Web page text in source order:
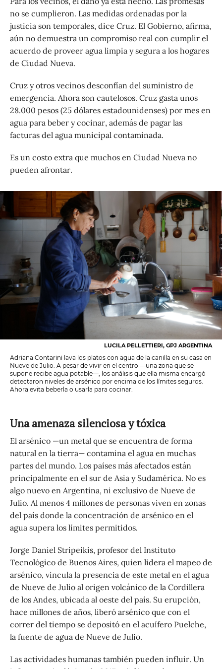
no se cumplieron. Las medidas ordenadas por la
justicia son temporales, dice Cruz. El Gobierno, afirma,
aún no demuestra un compromiso real con cumplir el
acuerdo de proveer agua limpia y segura a los hogares
de Ciudad Nueva.
Cruz y otros vecinos desconfían del suministro de
emergencia. Ahora son cautelosos. Cruz gasta unos
28.000 pesos (25 dólares estadounidenses) por mes en
agua para beber y cocinar, además de pagar las
facturas del agua municipal contaminada.
Es un costo extra que muchos en Ciudad Nueva no
pueden afrontar.
LUCILA PELLETTIERI, GPJ ARGENTINA
Adriana Contarini lava los platos con agua de la canilla en su casa en
Nueve de Julio. A pesar de vivir en el centro —una zona que se
supone recibe agua potable—, los análisis que ella misma encargó
detectaron niveles de arsénico por encima de los límites seguros.
Ahora evita beberla o usarla para cocinar.
Una amenaza silenciosa y tóxica
El arsénico —un metal que se encuentra de forma
natural en la tierra— contamina el agua en muchas
partes del mundo. Los países más afectados están
principalmente en el sur de Asia y Sudamérica. No es
algo nuevo en Argentina, ni exclusivo de Nueve de
Julio. Al menos 4 millones de personas viven en zonas
del país donde la concentración de arsénico en el
agua supera los límites permitidos.
Jorge Daniel Stripeikis, profesor del Instituto
Tecnológico de Buenos Aires, quien lidera el mapeo de
arsénico, vincula la presencia de este metal en el agua
de Nueve de Julio al origen volcánico de la Cordillera
de los Andes, ubicada al oeste del país. Su erupción,
hace millones de años, liberó arsénico que con el
correr del tiempo se depositó en el acuífero Puelche,
la fuente de agua de Nueve de Julio.
Las actividades humanas también pueden influir. Un